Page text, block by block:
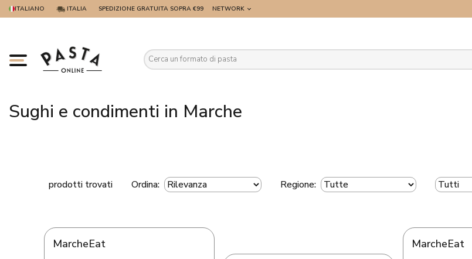
ITALIANO ITALIA SPEDIZIONE GRATUITA SOPRA €99 NETWORK
Sughi e condimenti in Marche
prodotti trovati Ordina: Regione:
MarcheEat MarcheEat